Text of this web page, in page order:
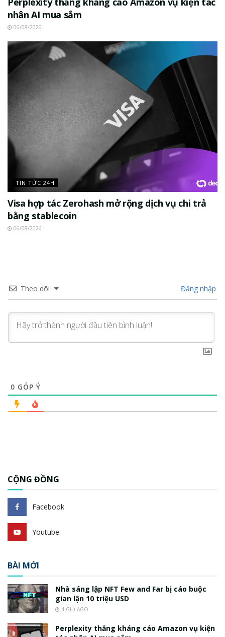
nhân AI mua sắm
06/08/2026
TIN TỨC 24H
Visa hợp tác Zerohash mở rộng dịch vụ chi trả
bằng stablecoin
06/08/2026
Theo dõi Đăng nhập
0 GÓP Ý
CỘNG ĐỒNG
Facebook
Youtube
BÀI MỚI
Nhà sáng lập NFT Few and Far bị cáo buộc
gian lận 10 triệu USD
4 GIỜ AGO
Perplexity thắng kháng cáo Amazon vụ kiện